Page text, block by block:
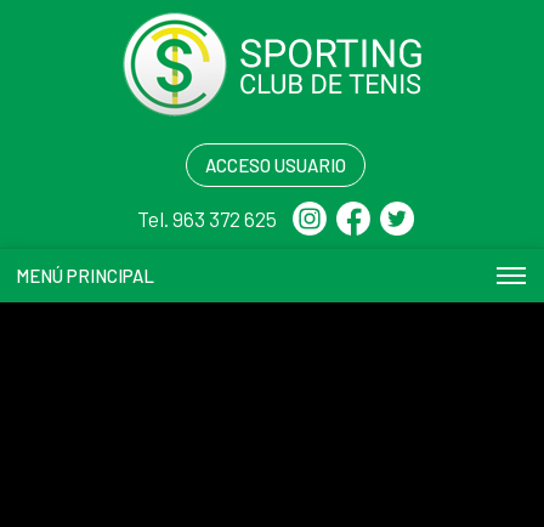
ACCESO USUARIO
Tel. 963 372 625
MENÚ PRINCIPAL